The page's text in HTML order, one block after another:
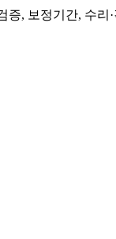
, 보정기간, 수리